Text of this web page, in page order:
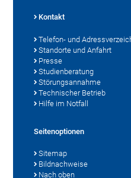
Kontakt
Telefon- und
Standorte und Anfahrt
Presse
Studienberatung
Störungsannahme
Technischer Betrieb
Hilfe im Notfall
Seitenoptionen
Sitemap
Bildnachweise
Nach oben